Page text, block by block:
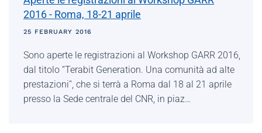
2016 - Roma, 18-21 aprile
25 FEBRUARY 2016
Sono aperte le registrazioni al Workshop GARR 2016,
dal titolo “Terabit Generation. Una comunità ad alte
prestazioni”, che si terrà a Roma dal 18 al 21 aprile
presso la Sede centrale del CNR, in piaz…